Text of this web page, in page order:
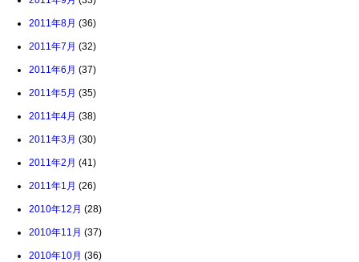
2011年8月 (36)
2011年7月 (32)
2011年6月 (37)
2011年5月 (35)
2011年4月 (38)
2011年3月 (30)
2011年2月 (41)
2011年1月 (26)
2010年12月 (28)
2010年11月 (37)
2010年10月 (36)